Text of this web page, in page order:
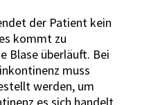
der Patient kein
kommt zu
Blase überläuft. Bei
muss
werden, um